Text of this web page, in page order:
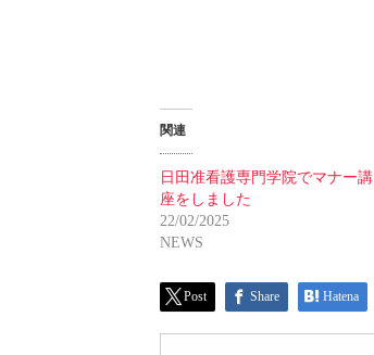
関連
日田准看護専門学院でマナー講
座をしました
22/02/2025
NEWS
Post Share Hatena